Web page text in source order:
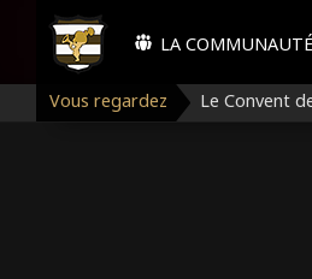
contenu
Menu
de
navigation
C
LA COMMUNAUTÉ
Vous regardez Le Convent